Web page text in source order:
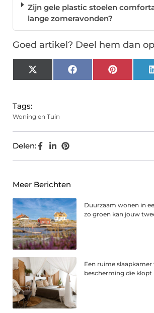
Zijn gele plastic stoelen
lange zomeravonden?
Goed artikel? Deel hem dan
X
(Twitter)
FacebookPinterest
Tags:
Woning en Tuin
Delen:
Meer Berichten
Duurzaam wonen in
zo groen kan jouw
Een ruime
bescherming die klopt